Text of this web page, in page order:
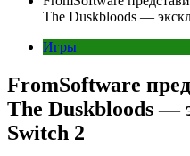
The Duskbloods —
Игры
FromSoftware
The Duskbloods —
Switch 2